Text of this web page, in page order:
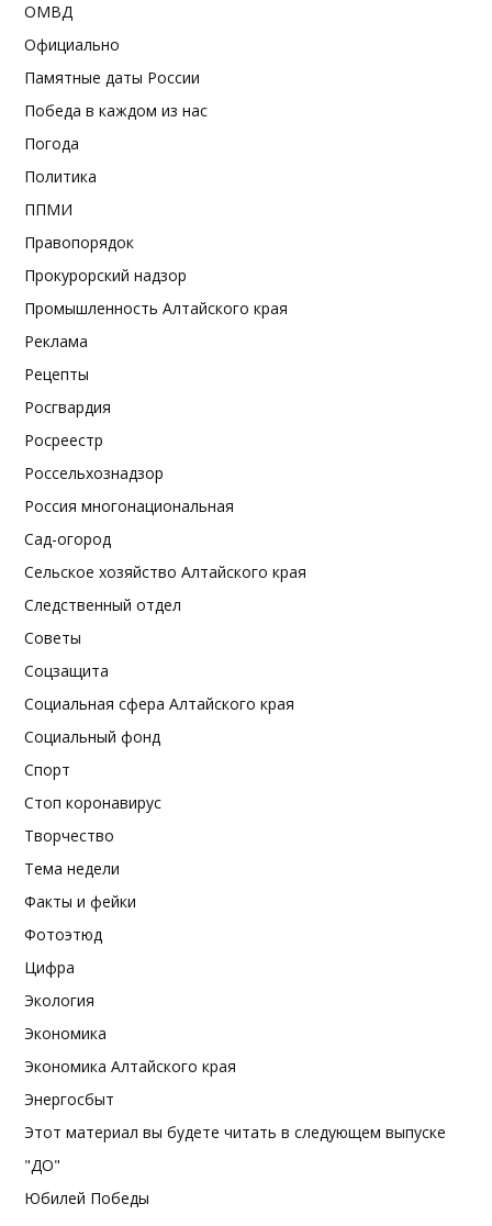
ОМВД
Официально
Памятные даты России
Победа в каждом из нас
Погода
Политика
ППМИ
Правопорядок
Прокурорский надзор
Промышленность Алтайского края
Реклама
Рецепты
Росгвардия
Росреестр
Россельхознадзор
Россия многонациональная
Сад-огород
Сельское хозяйство Алтайского края
Следственный отдел
Советы
Соцзащита
Социальная сфера Алтайского края
Социальный фонд
Спорт
Стоп коронавирус
Творчество
Тема недели
Факты и фейки
Фотоэтюд
Цифра
Экология
Экономика
Экономика Алтайского края
Энергосбыт
Этот материал вы будете читать в следующем выпуске
"ДО"
Юбилей Победы